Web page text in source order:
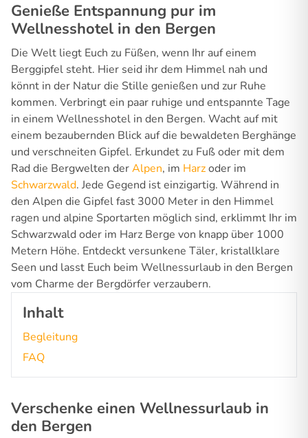
Genieße Entspannung pur im
Wellnesshotel in den Bergen
Die Welt liegt Euch zu Füßen, wenn Ihr auf einem
Berggipfel steht. Hier seid ihr dem Himmel nah und
könnt in der Natur die Stille genießen und zur Ruhe
kommen. Verbringt ein paar ruhige und entspannte Tage
in einem Wellnesshotel in den Bergen. Wacht auf mit
einem bezaubernden Blick auf die bewaldeten Berghänge
und verschneiten Gipfel. Erkundet zu Fuß oder mit dem
Rad die Bergwelten derAlpen, im Harzoder im
Schwarzwald. Jede Gegend ist einzigartig. Während in
den Alpen die Gipfel fast 3000 Meter in den Himmel
ragen und alpine Sportarten möglich sind, erklimmt Ihr im
Schwarzwald oder im Harz Berge von knapp über 1000
Metern Höhe. Entdeckt versunkene Täler, kristallklare
Seen und lasst Euch beim Wellnessurlaub in den Bergen
vom Charme der Bergdörfer verzaubern.
Inhalt
Begleitung
FAQ
Verschenke einen Wellnessurlaub in
den Bergen